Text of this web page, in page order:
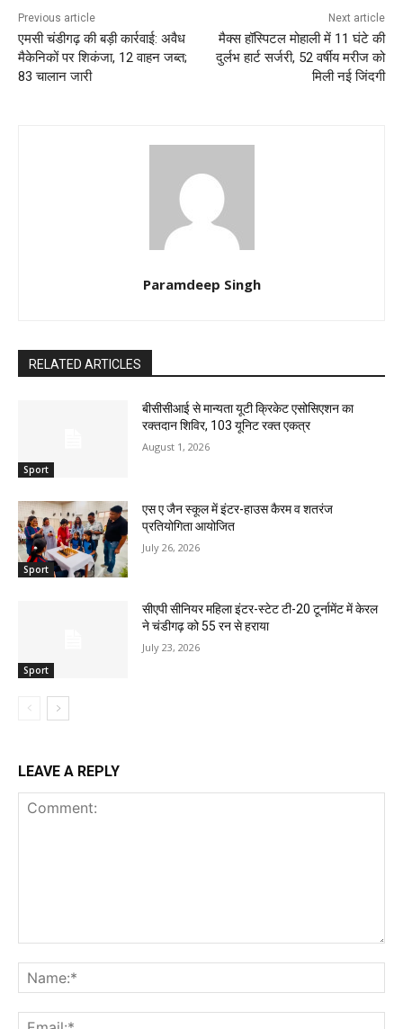
Previous article
एमसी चंडीगढ़ की बड़ी कार्रवाई: अवैध
मैकेनिकों पर शिकंजा, 12 वाहन जब्त;
83 चालान जारी
Next article
मैक्स हॉस्पिटल मोहाली में 11 घंटे की
दुर्लभ हार्ट सर्जरी, 52 वर्षीय मरीज को
मिली नई जिंदगी
Paramdeep Singh
RELATED ARTICLES
Sport
बीसीसीआई से मान्यता यूटी क्रिकेट एसोसिएशन का
रक्तदान शिविर, 103 यूनिट रक्त एकत्र
August 1, 2026
Sport
एस ए जैन स्कूल में इंटर-हाउस कैरम व शतरंज
प्रतियोगिता आयोजित
July 26, 2026
Sport
सीएपी सीनियर महिला इंटर-स्टेट टी-20 टूर्नामेंट में केरल
ने चंडीगढ़ को 55 रन से हराया
July 23, 2026
LEAVE A REPLY